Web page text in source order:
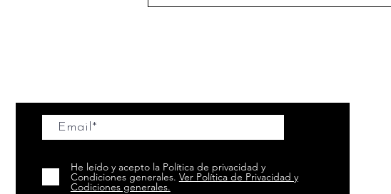
He leído y acepto la Política de privacidad y
Condiciones generales. Ver Política de Privacidad y
Codiciones generales.